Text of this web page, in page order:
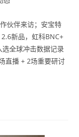
伙伴来访；安宝特
新品，虹科BNC+
全球冲击数据记录
直播 + 2场重要研讨